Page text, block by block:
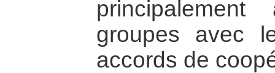
groupes avec
accords de